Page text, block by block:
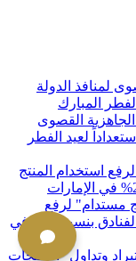
الجاهزية القصوى
لعيد الفطر
مستدام" لرفع
استخدام المنتج المحلي في قطاع المطاعم والفنادق بنسبة 25%؜ في